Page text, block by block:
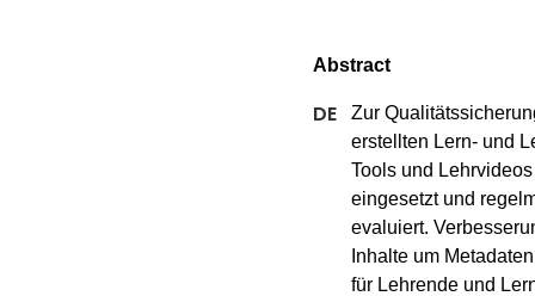
Zur
erstellten Lern- und
Tools und
eingesetzt und
evaluiert.
Inhalte um
für Lehrende und